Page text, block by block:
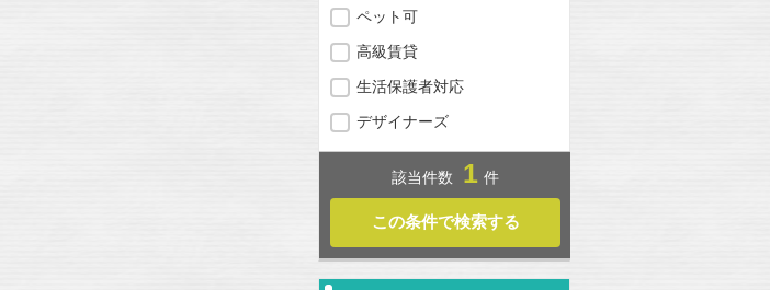
ペット可
高級賃貸
生活保護者対応
デザイナーズ
該当件数 1 件